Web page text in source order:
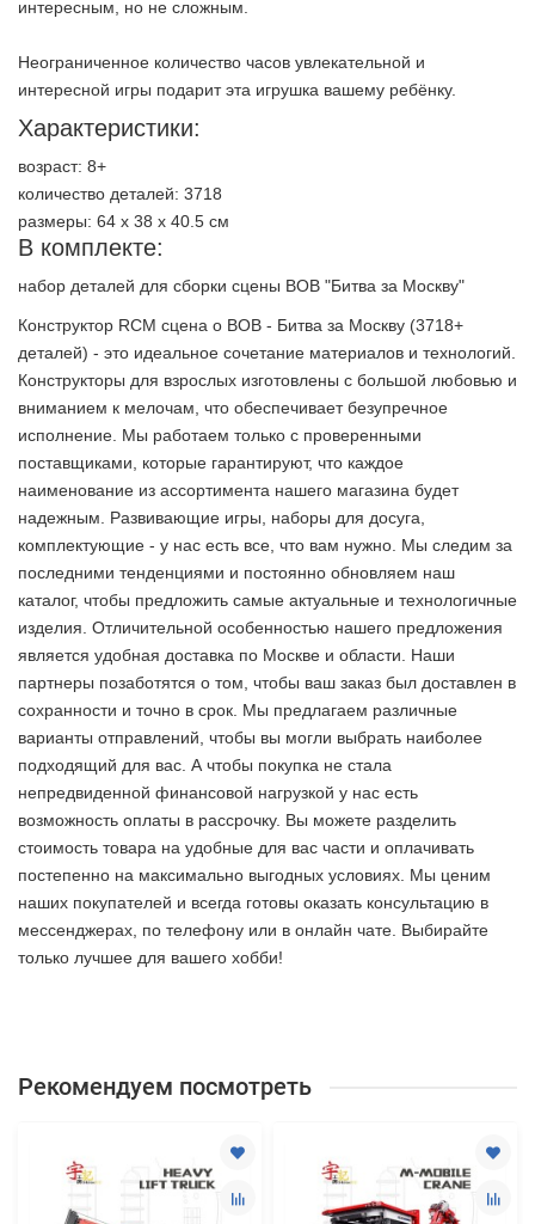
интересным, но не сложным.
Неограниченное количество часов увлекательной и
интересной игры подарит эта игрушка вашему ребёнку.
Характеристики:
возраст: 8+
количество деталей: 3718
размеры: 64 х 38 х 40.5 см
В комплекте:
набор деталей для сборки сцены ВОВ "Битва за Москву"
Конструктор RCM сцена о ВОВ - Битва за Москву (3718+
деталей) - это идеальное сочетание материалов и технологий.
Конструкторы для взрослых изготовлены с большой любовью и
вниманием к мелочам, что обеспечивает безупречное
исполнение. Мы работаем только с проверенными
поставщиками, которые гарантируют, что каждое
наименование из ассортимента нашего магазина будет
надежным. Развивающие игры, наборы для досуга,
комплектующие - у нас есть все, что вам нужно. Мы следим за
последними тенденциями и постоянно обновляем наш
каталог, чтобы предложить самые актуальные и технологичные
изделия. Отличительной особенностью нашего предложения
является удобная доставка по Москве и области. Наши
партнеры позаботятся о том, чтобы ваш заказ был доставлен в
сохранности и точно в срок. Мы предлагаем различные
варианты отправлений, чтобы вы могли выбрать наиболее
подходящий для вас. А чтобы покупка не стала
непредвиденной финансовой нагрузкой у нас есть
возможность оплаты в рассрочку. Вы можете разделить
стоимость товара на удобные для вас части и оплачивать
постепенно на максимально выгодных условиях. Мы ценим
наших покупателей и всегда готовы оказать консультацию в
мессенджерах, по телефону или в онлайн чате. Выбирайте
только лучшее для вашего хобби!
Рекомендуем посмотреть